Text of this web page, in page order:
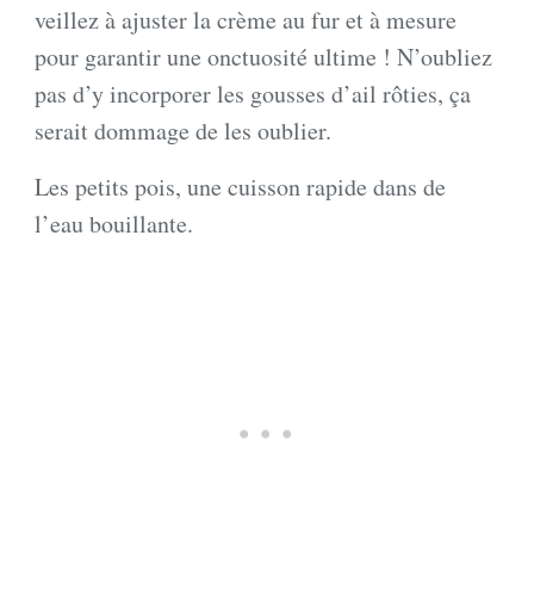
veillez à ajuster la crème au fur et à mesure
pour garantir une onctuosité ultime ! N’oubliez
pas d’y incorporer les gousses d’ail rôties, ça
serait dommage de les oublier.
Les petits pois, une cuisson rapide dans de
l’eau bouillante.